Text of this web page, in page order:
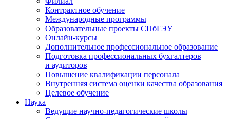
Контрактное обучение
Международные программы
Образовательные проекты СПбГЭУ
Онлайн-курсы
Дополнительное профессиональное образование
Подготовка профессиональных бухгалтеров
и аудиторов
Повышение квалификации персонала
Внутренняя система оценки качества образования
Целевое обучение
Наука
Ведущие научно-педагогические школы